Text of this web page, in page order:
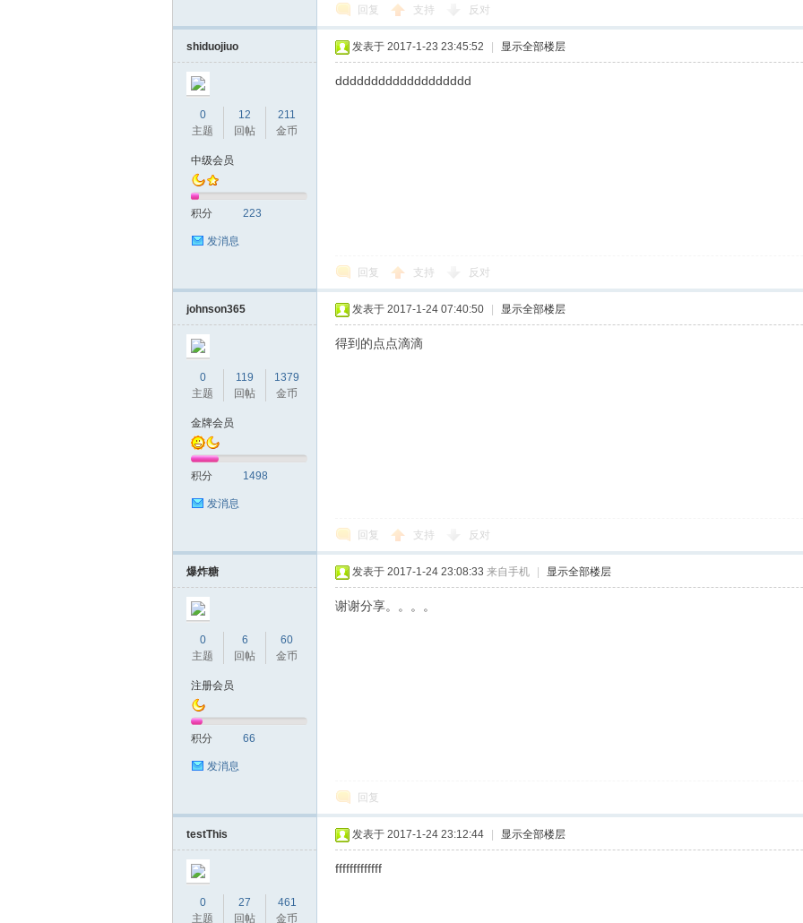
回复 支持 反对
shiduojiuo
0
主题
12
回帖
211
金币
中级会员
积分 223
发消息
发表于 2017-1-23 23:45:52 显示全部楼层
ddddddddddddddddddd
回复 支持 反对
johnson365
0
主题
119
回帖
1379
金币
金牌会员
积分 1498
发消息
发表于 2017-1-24 07:40:50 显示全部楼层
得到的点点滴滴
回复 支持 反对
爆炸糖
0
主题
6
回帖
60
金币
注册会员
积分 66
发消息
发表于 2017-1-24 23:08:33 来自手机 显示全部楼层
谢谢分享。。。。
回复
testThis
0
主题
27
回帖
461
金币
发表于 2017-1-24 23:12:44 显示全部楼层
fffffffffffff